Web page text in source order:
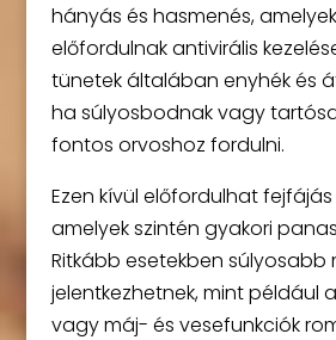
hányás és hasmenés,
előfordulnak antivirális
tünetek általában enyhék és
ha súlyosbodnak vagy
fontos orvoshoz fordulni.
Ezen kívül előfordulhat
amelyek szintén gyakori
Ritkább esetekben súlyosabb
jelentkezhetnek, mint például
vagy máj- és vesefunkciók